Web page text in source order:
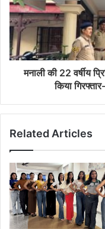
मनाली की 22 वर्षीय
किया
Related Articles